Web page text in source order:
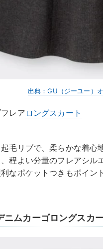
出典：GU（ジーユー）
レア ロングスカート
毛リブで、柔らかな着心
程よい分量のフレアシル
なポケットつきもポイン
ニムカーゴロングスカ